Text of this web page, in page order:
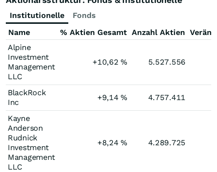
Institutionelle
Fonds
Name
% Aktien Gesamt Anzahl Aktien
Alpine
Investment
Management
LLC
+10,62% 5.527.556
BlackRock
Inc
+9,14% 4.757.411
Kayne
Anderson
Rudnick
Investment
Management
LLC
+8,24% 4.289.725